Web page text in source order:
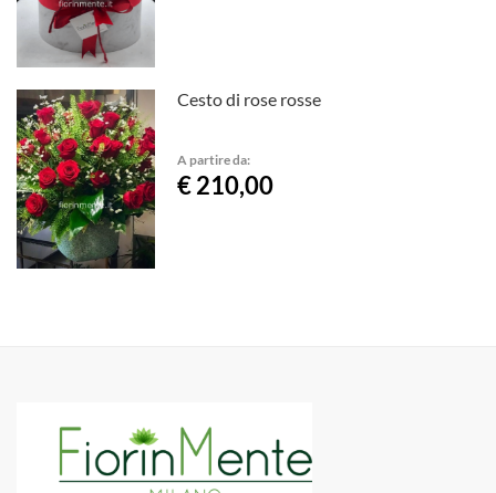
Cesto di rose rosse
A partire da:
€ 210,00